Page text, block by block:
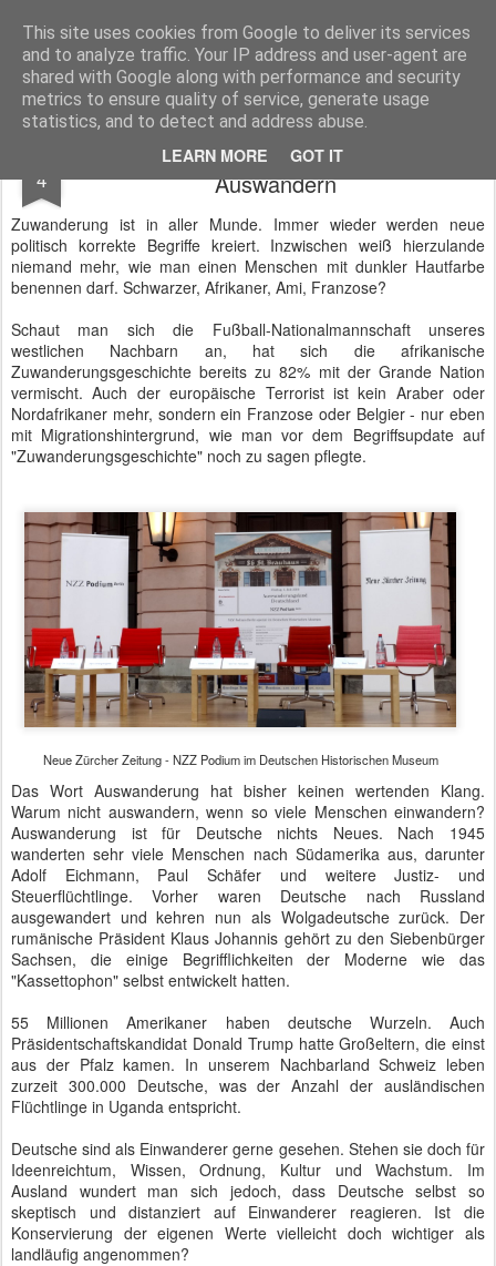
This site uses cookies from Google to deliver its services
and to analyze traffic. Your IP address and user-agent are
shared with Google along with performance and security
metrics to ensure quality of service, generate usage
statistics, and to detect and address abuse.
LEARN MORE GOT IT
BTB concept Media GmbH Presseberichte zu Bundespolitik, Diplomatie, Sicherheitspolitik, Wirtschaft, Fahrzeugtechnik und IT - Pressedienst, Fachartikel, Bildredaktion, O-Ton-Videos
4
Die Alternative zur Einwanderung:
Auswandern
Zuwanderung ist in aller Munde. Immer wieder werden neue
politisch korrekte Begriffe kreiert. Inzwischen weiß hierzulande
niemand mehr, wie man einen Menschen mit dunkler Hautfarbe
benennen darf. Schwarzer, Afrikaner, Ami, Franzose?
Schaut man sich die Fußball-Nationalmannschaft unseres
westlichen Nachbarn an, hat sich die afrikanische
Zuwanderungsgeschichte bereits zu 82% mit der Grande Nation
vermischt. Auch der europäische Terrorist ist kein Araber oder
Nordafrikaner mehr, sondern ein Franzose oder Belgier - nur eben
mit Migrationshintergrund, wie man vor dem Begriffsupdate auf
"Zuwanderungsgeschichte" noch zu sagen pflegte.
Neue Zürcher Zeitung - NZZ Podium im Deutschen Historischen Museum
Das Wort Auswanderung hat bisher keinen wertenden Klang.
Warum nicht auswandern, wenn so viele Menschen einwandern?
Auswanderung ist für Deutsche nichts Neues. Nach 1945
wanderten sehr viele Menschen nach Südamerika aus, darunter
Adolf Eichmann, Paul Schäfer und weitere Justiz- und
Steuerflüchtlinge. Vorher waren Deutsche nach Russland
ausgewandert und kehren nun als Wolgadeutsche zurück. Der
rumänische Präsident Klaus Johannis gehört zu den Siebenbürger
Sachsen, die einige Begrifflichkeiten der Moderne wie das
"Kassettophon" selbst entwickelt hatten.
55 Millionen Amerikaner haben deutsche Wurzeln. Auch
Präsidentschaftskandidat Donald Trump hatte Großeltern, die einst
aus der Pfalz kamen. In unserem Nachbarland Schweiz leben
zurzeit 300.000 Deutsche, was der Anzahl der ausländischen
Flüchtlinge in Uganda entspricht.
Deutsche sind als Einwanderer gerne gesehen. Stehen sie doch für
Ideenreichtum, Wissen, Ordnung, Kultur und Wachstum. Im
Ausland wundert man sich jedoch, dass Deutsche selbst so
skeptisch und distanziert auf Einwanderer reagieren. Ist die
Konservierung der eigenen Werte vielleicht doch wichtiger als
landläufig angenommen?